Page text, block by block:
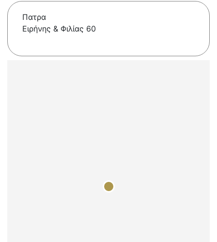
Πατρα
Ειρήνης & Φιλίας 60